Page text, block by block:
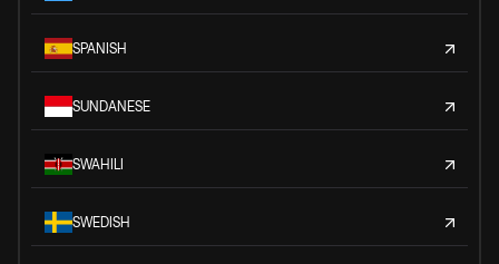
SPANISH
SUNDANESE
SWAHILI
SWEDISH